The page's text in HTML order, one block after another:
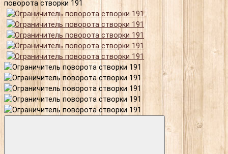
поворота створки 191